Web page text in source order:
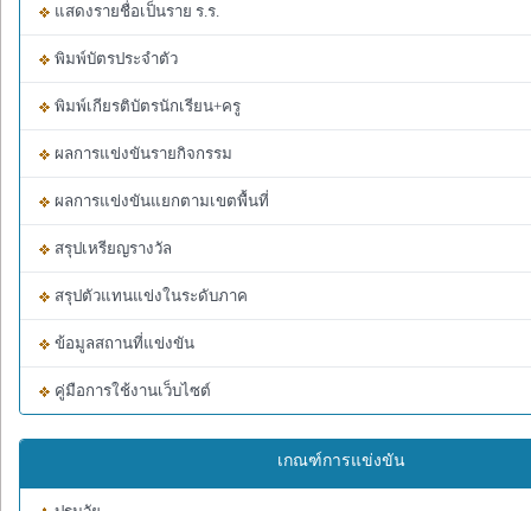
แสดงรายชื่อเป็นราย ร.ร.
พิมพ์บัตรประจำตัว
พิมพ์เกียรติบัตรนักเรียน+ครู
ผลการแข่งขันรายกิจกรรม
ผลการแข่งขันแยกตามเขตพื้นที่
สรุปเหรียญรางวัล
สรุปตัวแทนแข่งในระดับภาค
ข้อมูลสถานที่แข่งขัน
คู่มือการใช้งานเว็บไซต์
เกณฑ์การแข่งขัน